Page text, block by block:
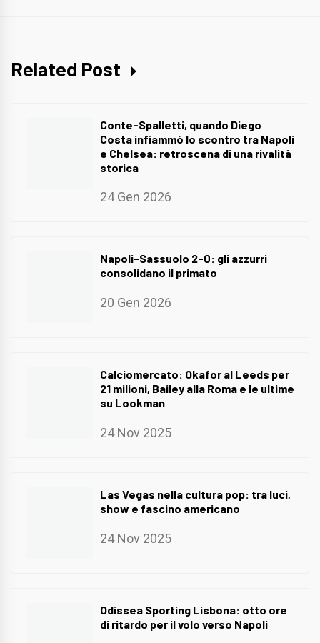
Related Post
Conte-Spalletti, quando Diego
Costa infiammò lo scontro tra Napoli
e Chelsea: retroscena di una rivalità
storica
24 Gen 2026
Napoli-Sassuolo 2-0: gli azzurri
consolidano il primato
20 Gen 2026
Calciomercato: Okafor al Leeds per
21 milioni, Bailey alla Roma e le ultime
su Lookman
24 Nov 2025
Las Vegas nella cultura pop: tra luci,
show e fascino americano
24 Nov 2025
Odissea Sporting Lisbona: otto ore
di ritardo per il volo verso Napoli